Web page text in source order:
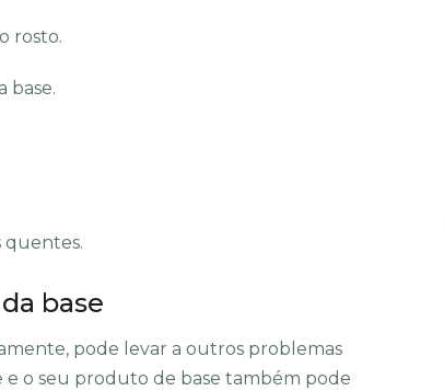
rosto.
base.
quentes.
base
pode levar a outros problemas
e o seu produto de base também pode